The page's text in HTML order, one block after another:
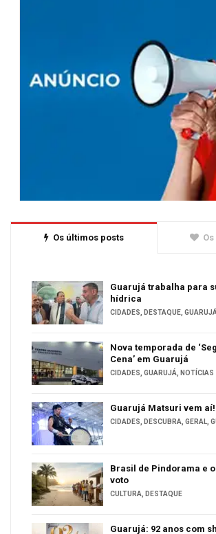
Os últimos posts
Guarujá trabalha para
hídrica
CIDADES, DESTAQUE,
Nova temporada de
Cena’ em Guarujá
CIDADES, GUARUJÁ, NOTÍCIAS
Guarujá Matsuri vem aí!
CIDADES, DESCUBRA, GERAL,
Brasil de Pindorama e
voto
CULTURA, DESTAQUE
Guarujá: 92 anos com